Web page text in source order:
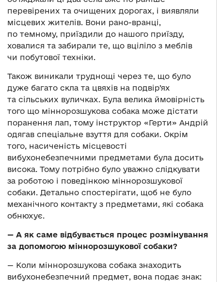
перевірених та очищених дорогах, і виявляли
місцевих жителів. Вони рано-вранці,
по темному, приїздили до нашого приїзду,
ховалися та забирали те, що вціліло з меблів
чи побутової техніки.
Також виникали труднощі через те, що було
дуже багато скла та цвяхів на подвір’ях
та сільських вуличках. Була велика ймовірність
того що міннорозшукова собака може дістати
поранення лап, тому інструктор «Герти» Андрій
одягав спеціальне взуття для собаки. Окрім
того, насиченість місцевості
вибухонебезпечними предметами була досить
висока. Тому потрібно було уважно слідкувати
за роботою і поведінкою міннорозшукової
собаки. Детально спостерігати, щоб не було
механічного контакту з предметами, які собака
обнюхує.
— А як саме відбувається процес розмінування
за допомогою міннорозшукової собаки?
— Коли міннорозшукова собака знаходить
вибухонебезпечний предмет, вона подає знак: